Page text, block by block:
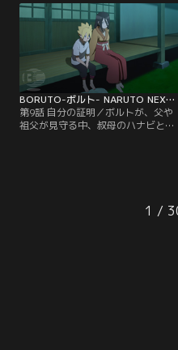
人・隠蓑（かくれみの）マギレを捕
まえることに成功。だがマギレは、
実はチョウチョウのクラスの委員
長・筧（かけい）スミレのことが好
きでずっと彼女を見ていたのだっ
た…。【提供：バンダイチャンネ
ル】
BORUTO-ボルト- NARUTO NEXT GENERATIONS 第009話
第9話 自分の証明／ボルトが、父や
祖父が見守る中、叔母のハナビと手
えていた歪んだチャクラのような影
はすべて錯覚だったのではないかと
1